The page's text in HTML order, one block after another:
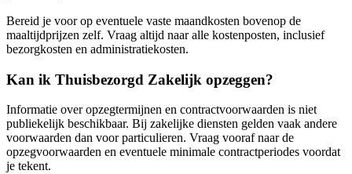
Bereid je voor op eventuele vaste maandkosten bovenop de
maaltijdprijzen zelf. Vraag altijd naar alle kostenposten, inclusief
bezorgkosten en administratiekosten.
Kan ik Thuisbezorgd Zakelijk opzeggen?
Informatie over opzegtermijnen en contractvoorwaarden is niet
publiekelijk beschikbaar. Bij zakelijke diensten gelden vaak andere
voorwaarden dan voor particulieren. Vraag vooraf naar de
opzegvoorwaarden en eventuele minimale contractperiodes voordat
je tekent.